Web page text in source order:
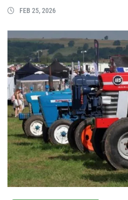
FEB 25, 2026